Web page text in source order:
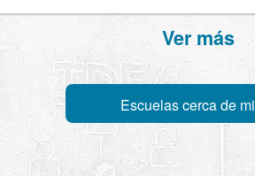
Ver más
Escuelas cerca de mi